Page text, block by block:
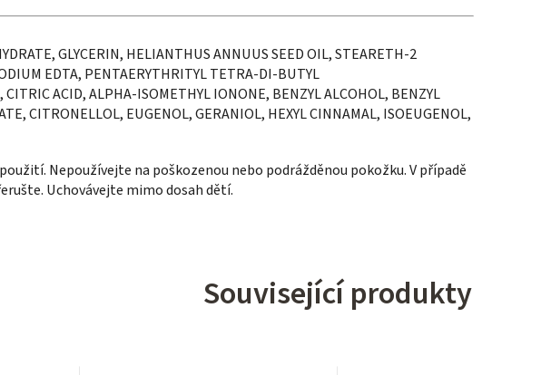
GLYCERIN, HELIANTHUS ANNUUS SEED OIL, STEARETH-2
EDTA, PENTAERYTHRITYL TETRA-DI-BUTYL
CITRIC ACID, ALPHA-ISOMETHYL IONONE, BENZYL ALCOHOL, BENZYL
CITRONELLOL, EUGENOL, GERANIOL, HEXYL CINNAMAL, ISOEUGENOL,
Nepoužívejte na poškozenou nebo podrážděnou pokožku. V případě
Uchovávejte mimo dosah dětí.
Související produkty